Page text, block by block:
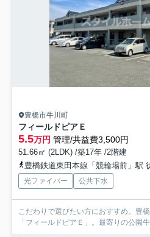
豊橋市牛川町
フィールドピアＥ
5.5万円 管理/共益費3,500円
51.66㎡ (2LDK) /築17年 /2階建
豊橋鉄道東田本線「競輪場前」駅
光ファイバー 公共下水
こだわりで選びたい方におすすめ。豊
「フィールドピアＥ」。最寄りの公園